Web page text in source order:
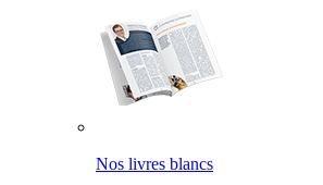
Nos livres blancs